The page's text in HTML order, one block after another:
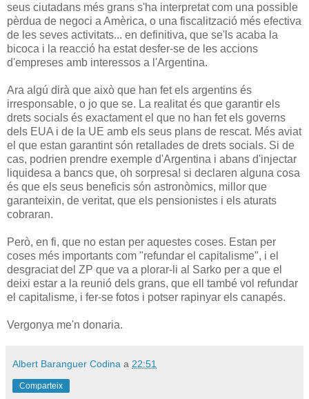
seus ciutadans més grans s'ha interpretat com una possible
pèrdua de negoci a Amèrica, o una fiscalització més efectiva
de les seves activitats... en definitiva, que se'ls acaba la
bicoca i la reacció ha estat desfer-se de les accions
d'empreses amb interessos a l'Argentina.
Ara algú dirà que això que han fet els argentins és
irresponsable, o jo que se. La realitat és que garantir els
drets socials és exactament el que no han fet els governs
dels EUA i de la UE amb els seus plans de rescat. Més aviat
el que estan garantint són retallades de drets socials. Si de
cas, podrien prendre exemple d'Argentina i abans d'injectar
liquidesa a bancs que, oh sorpresa! si declaren alguna cosa
és que els seus beneficis són astronòmics, millor que
garanteixin, de veritat, que els pensionistes i els aturats
cobraran.
Però, en fi, que no estan per aquestes coses. Estan per
coses més importants com "refundar el capitalisme", i el
desgraciat del ZP que va a plorar-li al Sarko per a que el
deixi estar a la reunió dels grans, que ell també vol refundar
el capitalisme, i fer-se fotos i potser rapinyar els canapés.
Vergonya me'n donaria.
Albert Baranguer Codina a 22:51
Comparteix